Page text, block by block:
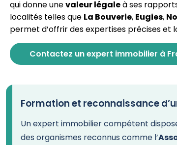
qui donne unevaleur légaleà ses
localités telles que La Bouverie, Eugies,
permet d’offrir des expertises précises et
Contactez un expert immobilier à
Formation et reconnaissance
Un expert immobilier compétent
des organismes reconnus comme l’